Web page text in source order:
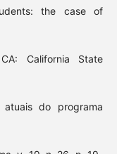
the case of
California State
atuais do programa